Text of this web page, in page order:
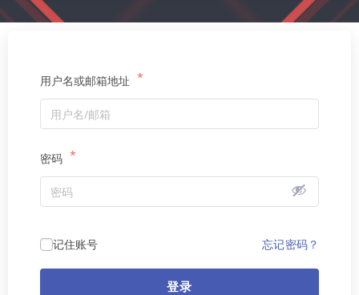
用户名或邮箱地址 *
密码 *
记住账号 忘记密码？
登录